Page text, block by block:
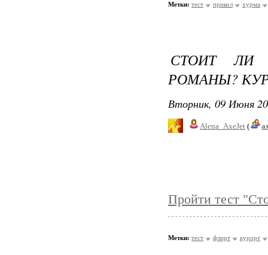
Метки: тест прикол хурма
СТОИТ ЛИ
РОМАНЫ?
Вторник, 09 Июня
Alena_AxeJet (
Пройти тест
Метки: тест флирт курорт